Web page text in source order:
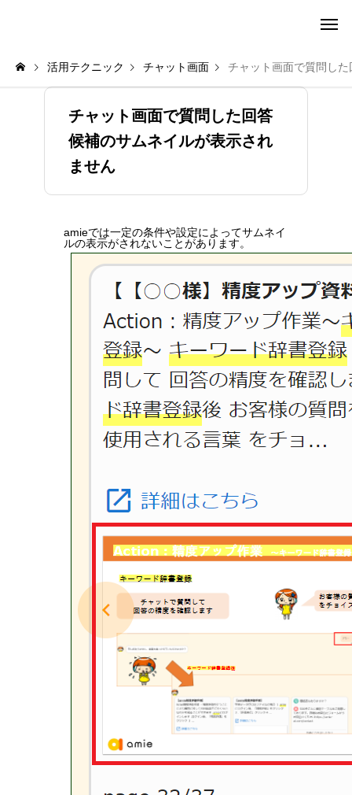
活用テクニック チャット画面 チャット画面で質問し
チャット画面で質問した回答
候補のサムネイルが表示され
ません
amieでは一定の条件や設定によってサムネイ
ルの表示がされないことがあります。